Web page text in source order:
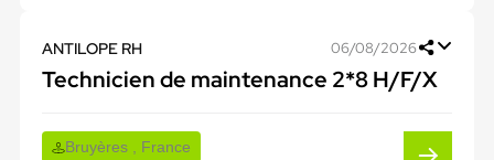
ANTILOPE RH 06/08/2026
Technicien de maintenance 2*8 H/F/X
Bruyères , France